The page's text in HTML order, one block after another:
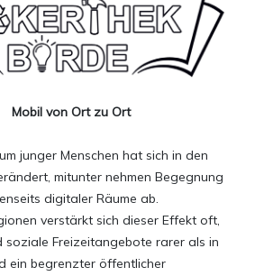
Mobil von Ort zu Ort
junger Menschen hat sich in den
mitunter nehmen Begegnung
digitaler Räume ab.
verstärkt sich dieser Effekt oft,
soziale Freizeitangebote rarer als in
ein begrenzter öffentlicher